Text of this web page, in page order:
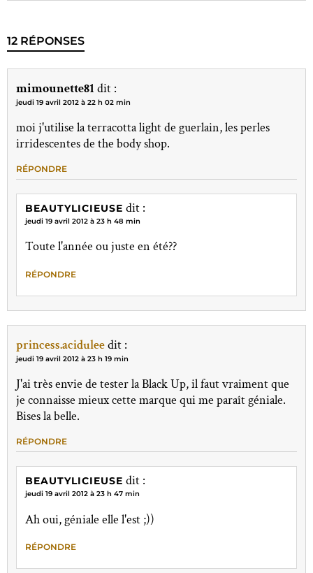
12 RÉPONSES
mimounette81 dit :
jeudi 19 avril 2012 à 22 h 02 min
moi j'utilise la terracotta light de guerlain, les perles
irridescentes de the body shop.
RÉPONDRE
BEAUTYLICIEUSE dit :
jeudi 19 avril 2012 à 23 h 48 min
Toute l'année ou juste en été??
RÉPONDRE
princess.aciduleedit :
jeudi 19 avril 2012 à 23 h 19 min
J'ai très envie de tester la Black Up, il faut vraiment que
je connaisse mieux cette marque qui me paraît géniale.
Bises la belle.
RÉPONDRE
BEAUTYLICIEUSE dit :
jeudi 19 avril 2012 à 23 h 47 min
Ah oui, géniale elle l'est ;))
RÉPONDRE